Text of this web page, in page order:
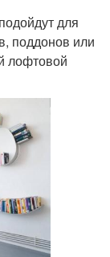
для
поддонов или
лофтовой